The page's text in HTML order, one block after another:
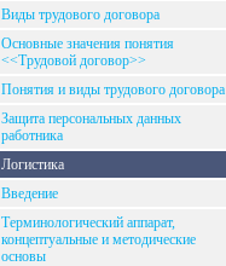
Виды трудового договора
Основные значения понятия
<<Трудовой договор>>
Понятия и виды трудового договора
Защита персональных данных
работника
Логистика
Введение
Терминологический аппарат,
концептуальные и методические
основы